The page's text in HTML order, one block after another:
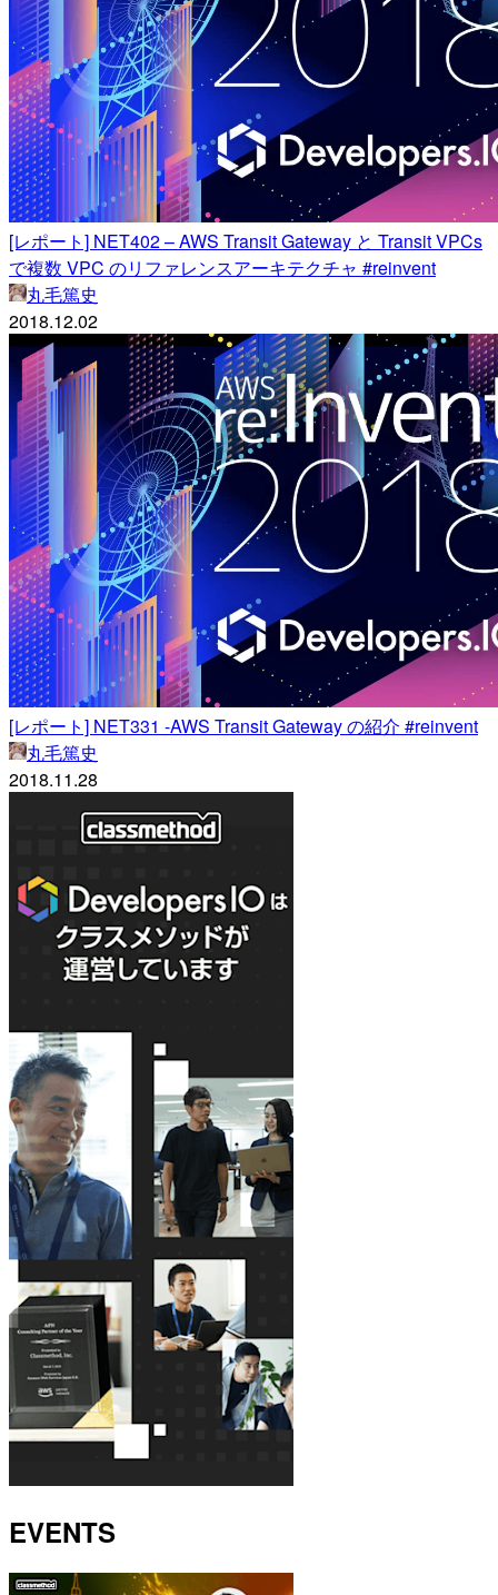
[レポート] NET402 – AWS Transit Gateway と Transit VPCs
で複数 VPC のリファレンスアーキテクチャ #reinvent
丸毛篤史
2018.12.02
[レポート] NET331 -AWS Transit Gateway の紹介 #reinvent
丸毛篤史
2018.11.28
EVENTS